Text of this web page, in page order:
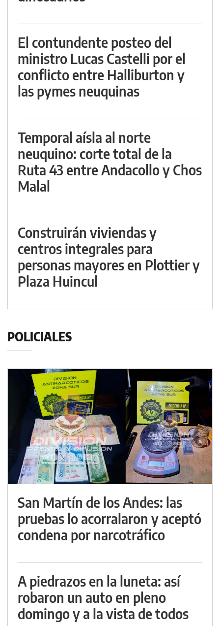
El contundente posteo del
ministro Lucas Castelli por el
conflicto entre Halliburton y
las pymes neuquinas
Temporal aísla al norte
neuquino: corte total de la
Ruta 43 entre Andacollo y Chos
Malal
Construirán viviendas y
centros integrales para
personas mayores en Plottier y
Plaza Huincul
POLICIALES
San Martín de los Andes: las
pruebas lo acorralaron y aceptó
condena por narcotráfico
A piedrazos en la luneta: así
robaron un auto en pleno
domingo y a la vista de todos